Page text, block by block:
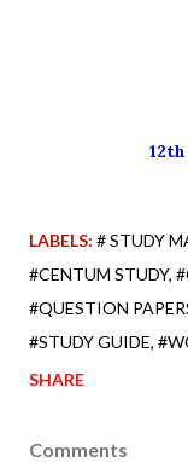
LABELS: # STUDY
#CENTUM STUDY
#QUESTION
#STUDY GUIDE
SHARE
Comments